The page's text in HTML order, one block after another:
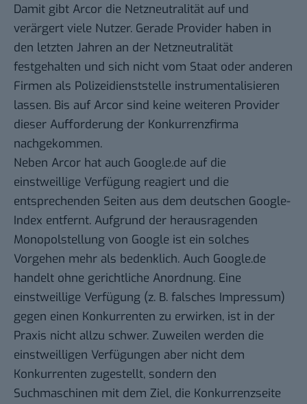
Damit gibt Arcor die Netzneutralität auf und
verärgert viele Nutzer. Gerade Provider haben in
den letzten Jahren an der Netzneutralität
festgehalten und sich nicht vom Staat oder anderen
Firmen als Polizeidienststelle instrumentalisieren
lassen. Bis auf Arcor sind keine weiteren Provider
dieser Aufforderung der Konkurrenzfirma
nachgekommen.
Neben Arcor hat auch Google.de auf die
einstweillige Verfügung reagiert und die
entsprechenden Seiten aus dem deutschen Google-
Index entfernt. Aufgrund der herausragenden
Monopolstellung von Google ist ein solches
Vorgehen mehr als bedenklich. Auch Google.de
handelt ohne gerichtliche Anordnung. Eine
einstweillige Verfügung (z. B. falsches Impressum)
gegen einen Konkurrenten zu erwirken, ist in der
Praxis nicht allzu schwer. Zuweilen werden die
einstweilligen Verfügungen aber nicht dem
Konkurrenten zugestellt, sondern den
Suchmaschinen mit dem Ziel, die Konkurrenzseite